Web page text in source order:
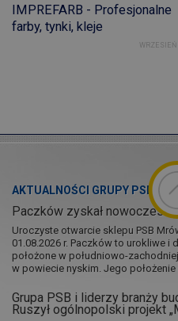
IMPREFARB - Profesjonalne
farby, tynki, kleje
AKTUALNOŚCI GRUPY PSB
Paczków zyskał
Uroczyste otwarcie sklepu PSB
01.08.2026 r. Paczków to urokliwe
położone w południowo-
w powiecie nyskim. Jego położenie
Grupa PSB i liderzy branży
Ruszył ogólnopolski projekt